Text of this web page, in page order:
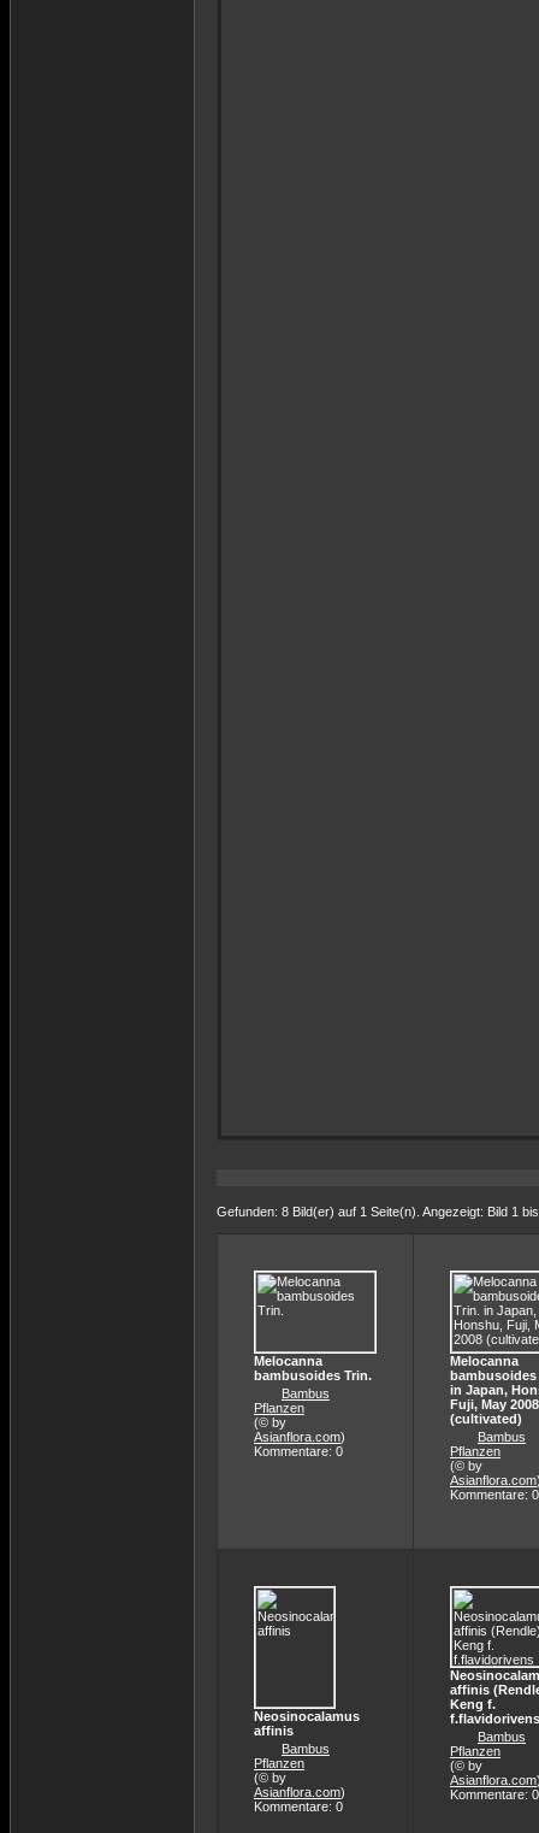
Gefunden: 8 Bild(er) auf 1 Seite(n). Angezeigt: Bild 1
Melocanna
bambusoides Trin.
Bambus
Pflanzen
(© by
Asianflora.com)
Kommentare: 0
Melocanna
bambusoides
in Japan,
Fuji, May 2008
(cultivated)
Bambus
Pflanzen
(© by
Asianflora.com
Kommentare: 0
Neosinocalamus
affinis
Bambus
Pflanzen
(© by
Asianflora.com)
Kommentare: 0
affinis
Keng f.
f.flavidorivens
Bambus
Pflanzen
(© by
Asianflora.com
Kommentare: 0